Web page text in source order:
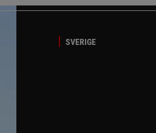
SVERIGE